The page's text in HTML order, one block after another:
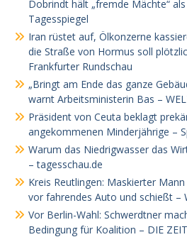
Dobrindt hält „fremde Mächte“
Tagesspiegel
Iran rüstet auf, Ölkonzerne
die Straße von Hormus soll
Frankfurter Rundschau
„Bringt am Ende das ganze
warnt Arbeitsministerin Bas –
Präsident von Ceuta beklagt
angekommenen Minderjährige –
Warum das Niedrigwasser das
– tagesschau.de
Kreis Reutlingen: Maskierter
vor fahrendes Auto und schießt –
Vor Berlin-Wahl: Schwerdtner
Bedingung für Koalition – DIE ZEIT